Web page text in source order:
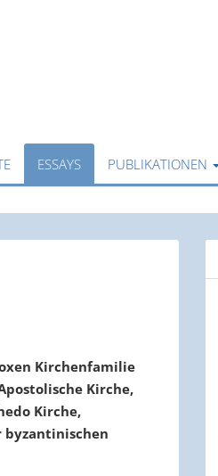
ESSAYS PUBLIKATIONEN
Kirchenfamilie
Kirche,
Kirche,
byzantinischen